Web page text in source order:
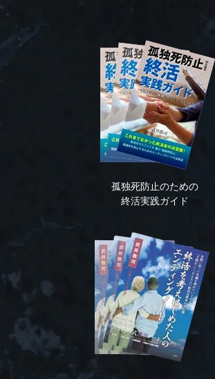
孤独死防止のための
終活実践ガイド